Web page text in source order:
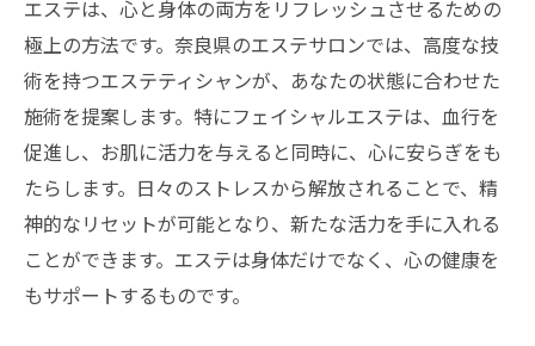
エステは、心と身体の両方をリフレッシュさせるための
極上の方法です。奈良県のエステサロンでは、高度な技
術を持つエステティシャンが、あなたの状態に合わせた
施術を提案します。特にフェイシャルエステは、血行を
促進し、お肌に活力を与えると同時に、心に安らぎをも
たらします。日々のストレスから解放されることで、精
神的なリセットが可能となり、新たな活力を手に入れる
ことができます。エステは身体だけでなく、心の健康を
もサポートするものです。